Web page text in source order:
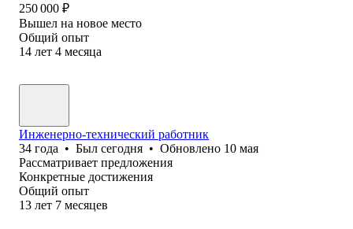
250 000 ₽
Вышел на новое место
Общий опыт
14 лет 4 месяца
Инженерно-технический работник
34 года • Был сегодня • Обновлено 10 мая
Рассматривает предложения
Конкретные достижения
Общий опыт
13 лет 7 месяцев